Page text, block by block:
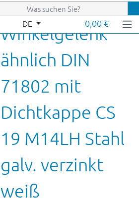
DE 0,00 €
Winkelgelenk
ähnlich DIN
71802 mit
Dichtkappe CS
19 M14LH Stahl
galv. verzinkt
weiß